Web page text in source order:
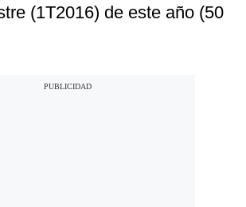
(1T2016) de este año (50